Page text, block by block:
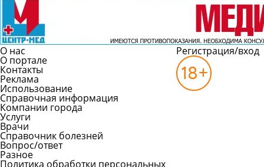
О нас
О портале
Контакты
Реклама
Использование
Справочная информация
Компании города
Услуги
Врачи
Справочник болезней
Вопрос/ответ
Разное
Политика обработки персональных
Регистрация/вход